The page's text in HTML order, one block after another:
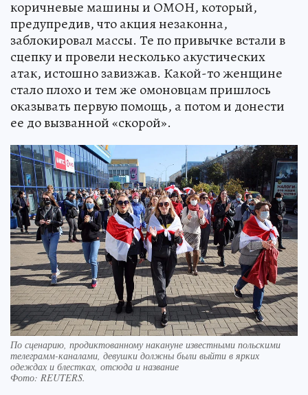
коричневые машины и ОМОН, который,
предупредив, что акция незаконна,
заблокировал массы. Те по привычке встали в
сцепку и провели несколько акустических
атак, истошно завизжав. Какой-то женщине
стало плохо и тем же омоновцам пришлось
оказывать первую помощь, а потом и донести
ее до вызванной «скорой».
По сценарию, продиктованному накануне известными польскими
телеграмм-каналами, девушки должны были выйти в ярких
одеждах и блестках, отсюда и название
Фото: REUTERS.